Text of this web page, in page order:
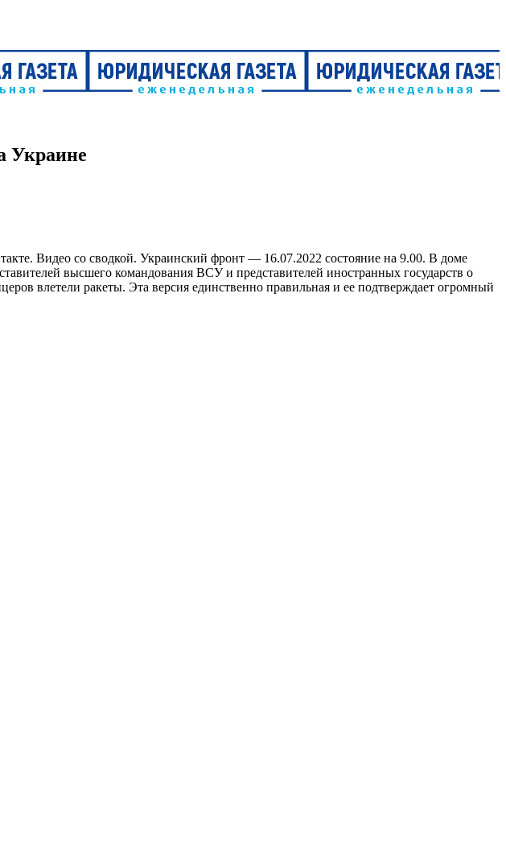
Украине
Видео со сводкой. Украинский фронт — 16.07.2022 состояние на 9.00. В доме
высшего командования ВСУ и представителей иностранных государств о
влетели ракеты. Эта версия единственно правильная и ее подтверждает огромный